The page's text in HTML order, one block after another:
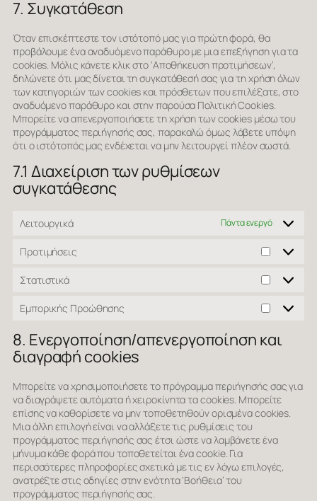
7. Συγκατάθεση
Όταν επισκέπτεστε τον ιστότοπό μας για πρώτη φορά, θα
προβάλουμε ένα αναδυόμενο παράθυρο με μια επεξήγηση για τα
cookies. Μόλις κάνετε κλικ στο ‘Αποθήκευση προτιμήσεων’,
δηλώνετε ότι μας δίνεται τη συγκατάθεσή σας για τη χρήση όλων
των κατηγοριών των cookies και πρόσθετων που επιλέξατε, στο
αναδυόμενο παράθυρο και στην παρούσα Πολιτική Cookies.
Μπορείτε να απενεργοποιήσετε τη χρήση των cookies μέσω του
προγράμματος περιήγησής σας, παρακαλώ όμως λάβετε υπόψη
ότι ο ιστότοπός μας ενδέχεται να μην λειτουργεί πλέον σωστά.
7.1 Διαχείριση των ρυθμίσεων
συγκατάθεσης
Λειτουργικά Πάντα ενεργό
Προτιμήσεις
Στατιστικά
Εμπορικής Προώθησης
8. Ενεργοποίηση/απενεργοποίηση και
διαγραφή cookies
Μπορείτε να χρησιμοποιήσετε το πρόγραμμα περιήγησής σας για
να διαγράψετε αυτόματα ή χειροκίνητα τα cookies. Μπορείτε
επίσης να καθορίσετε να μην τοποθετηθούν ορισμένα cookies.
Μια άλλη επιλογή είναι να αλλάξετε τις ρυθμίσεις του
προγράμματος περιήγησής σας έτσι ώστε να λαμβάνετε ένα
μήνυμα κάθε φορά που τοποθετείται ένα cookie. Για
περισσότερες πληροφορίες σχετικά με τις εν λόγω επιλογές,
ανατρέξτε στις οδηγίες στην ενότητα ‘Βοήθεια’ του
προγράμματος περιήγησής σας.